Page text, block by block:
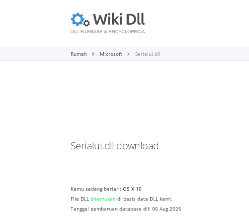
Rumah Microsoft Serialui.dll
Serialui.dll download
Kamu sedang berlari: OS X 10
File DLL ditemukan di basis data DLL kami.
Tanggal pembaruan database dll: 06 Aug 2026